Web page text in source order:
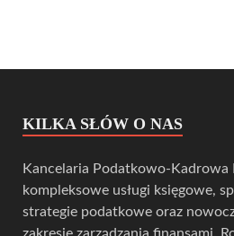
KILKA SŁÓW O NAS
Kancelaria Podatkowo-Kadrowa
kompleksowe usługi księgowe,
strategie podatkowe oraz
zakresie zarządzania finansami.